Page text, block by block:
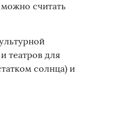
считать
театров для
солнца) и